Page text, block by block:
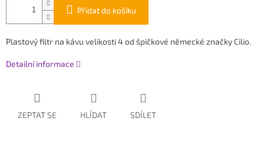
Přidat do košíku
Plastový filtr na kávu velikosti 4 od špičkové německé značky Cilio.
Detailní informace
ZEPTAT SE HLÍDAT SDÍLET